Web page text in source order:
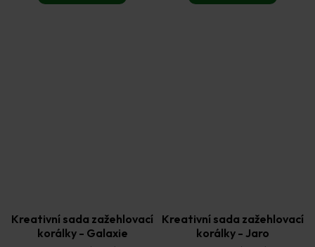
Kreativní sada zažehlovací
korálky - Galaxie
Kreativní sada zažehlovací
korálky - Jaro